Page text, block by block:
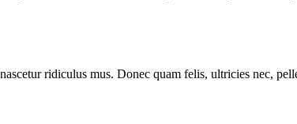
ridiculus mus. Donec quam felis, ultricies nec,